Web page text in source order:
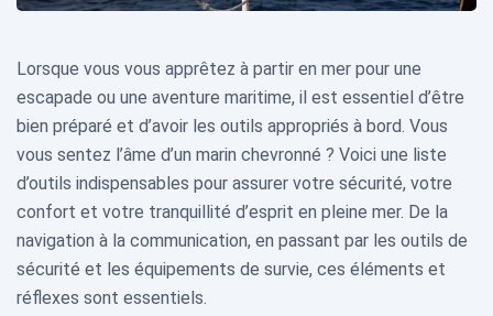
Lorsque vous vous apprêtez à partir en mer pour une
escapade ou une aventure maritime, il est essentiel d’être
bien préparé et d’avoir les outils appropriés à bord. Vous
vous sentez l’âme d’un marin chevronné ? Voici une liste
d’outils indispensables pour assurer votre sécurité, votre
confort et votre tranquillité d’esprit en pleine mer. De la
navigation à la communication, en passant par les outils de
sécurité et les équipements de survie, ces éléments et
réflexes sont essentiels.